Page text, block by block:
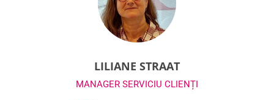
LILIANE STRAAT
MANAGER SERVICIU CLIENȚI